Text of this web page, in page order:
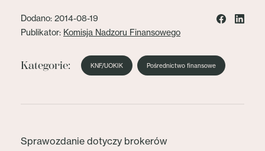
Dodano: 2014-08-19
Publikator: Komisja Nadzoru Finansowego
Kategorie: KNF/UOKIK Pośrednictwo finansowe
Sprawozdanie dotyczy brokerów